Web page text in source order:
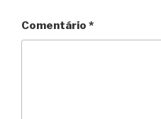
Comentário *